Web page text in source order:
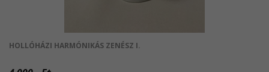
HOLLÓHÁZI HARMÓNIKÁS ZENÉSZ I.